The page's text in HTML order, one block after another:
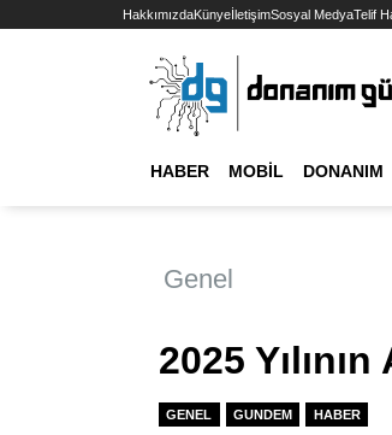
HakkımızdaKünyeİletişimSosyal MedyaTelif
HABER MOBIL DONANIM
Genel
2025
GENEL GUNDEM HABER